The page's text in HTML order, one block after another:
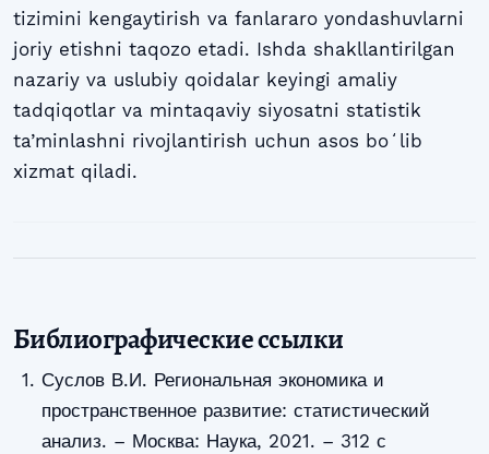
tizimini kengaytirish va fanlararo yondashuvlarni
joriy etishni taqozo etadi. Ishda shakllantirilgan
nazariy va uslubiy qoidalar keyingi amaliy
tadqiqotlar va mintaqaviy siyosatni statistik
ta’minlashni rivojlantirish uchun asos boʻlib
xizmat qiladi.
Библиографические ссылки
Суслов В.И. Региональная экономика и
пространственное развитие: статистический
анализ. – Москва: Наука, 2021. – 312 с